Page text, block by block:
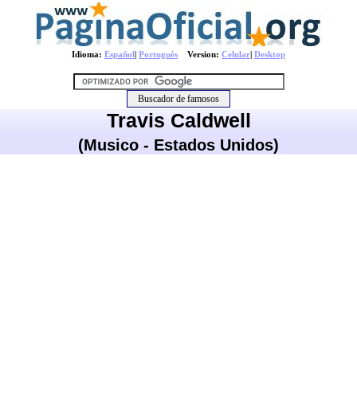
Idioma: Español| Português Version: Celular| Desktop
Travis Caldwell
(Musico - Estados Unidos)